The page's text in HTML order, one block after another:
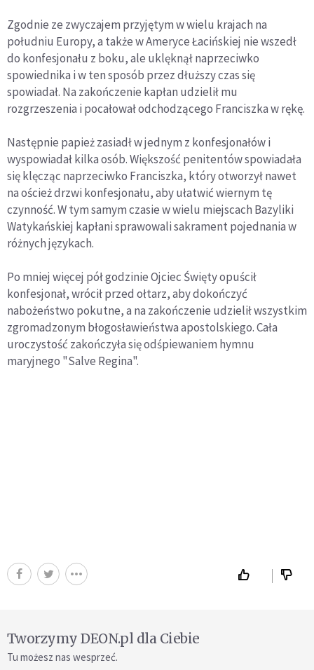
Zgodnie ze zwyczajem przyjętym w wielu krajach na
południu Europy, a także w Ameryce Łacińskiej nie wszedł
do konfesjonału z boku, ale uklęknął naprzeciwko
spowiednika i w ten sposób przez dłuższy czas się
spowiadał. Na zakończenie kapłan udzielił mu
rozgrzeszenia i pocałował odchodzącego Franciszka w rękę.
Następnie papież zasiadł w jednym z konfesjonałów i
wyspowiadał kilka osób. Większość penitentów spowiadała
się klęcząc naprzeciwko Franciszka, który otworzył nawet
na oścież drzwi konfesjonału, aby ułatwić wiernym tę
czynność. W tym samym czasie w wielu miejscach Bazyliki
Watykańskiej kapłani sprawowali sakrament pojednania w
różnych językach.
Po mniej więcej pół godzinie Ojciec Święty opuścił
konfesjonał, wrócił przed ołtarz, aby dokończyć
nabożeństwo pokutne, a na zakończenie udzielił wszystkim
zgromadzonym błogosławieństwa apostolskiego. Cała
uroczystość zakończyła się odśpiewaniem hymnu
maryjnego "Salve Regina".
Tworzymy DEON.pl dla Ciebie
Tu możesz nas wesprzeć.